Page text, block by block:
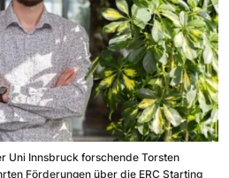
Uni Innsbruck forschende Torsten
Förderungen über die ERC Starting